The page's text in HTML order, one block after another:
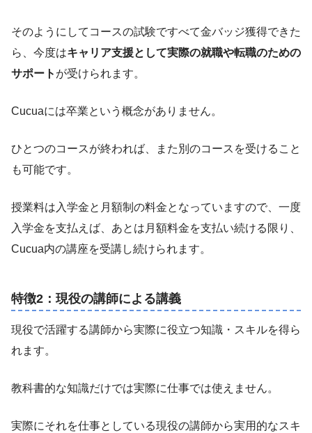
そのようにしてコースの試験ですべて金バッジ獲得できた
ら、今度はキャリア支援として実際の就職や転職のための
サポート が受けられます。
Cucuaには卒業という概念がありません。
ひとつのコースが終われば、また別のコースを受けること
も可能です。
授業料は入学金と月額制の料金となっていますので、一度
入学金を支払えば、あとは月額料金を支払い続ける限り、
Cucua内の講座を受講し続けられます。
特徴2：現役の講師による講義
現役で活躍する講師から実際に役立つ知識・スキルを得ら
れます。
教科書的な知識だけでは実際に仕事では使えません。
実際にそれを仕事としている現役の講師から実用的なスキ